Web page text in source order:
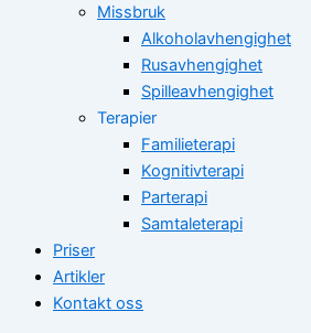
Missbruk
Alkoholavhengighet
Rusavhengighet
Spilleavhengighet
Terapier
Familieterapi
Kognitivterapi
Parterapi
Samtaleterapi
Priser
Artikler
Kontakt oss